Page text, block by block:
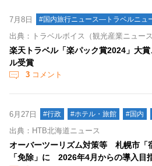
7月8日 #国内旅行ニュース―トラベルニュ
出典：トラベルボイス（観光産業ニュース
楽天トラベル「楽パック賞2024」大
ル受賞
3 コメント
6月27日 #行政 #ホテル・旅館 #国内
出典：HTB北海道ニュース
オーバーツーリズム対策等 札幌市
「免除」に 2026年4月からの導入目